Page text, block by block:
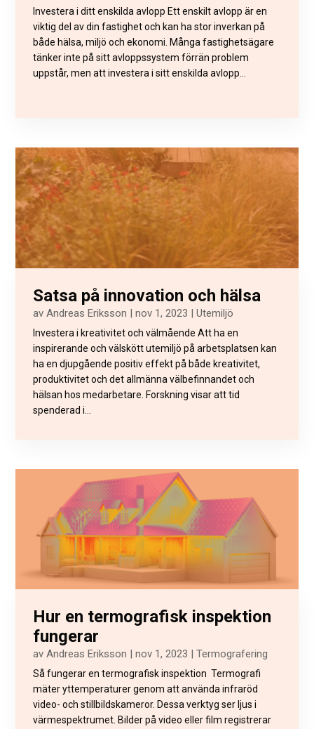
Investera i ditt enskilda avlopp Ett enskilt avlopp är en
viktig del av din fastighet och kan ha stor inverkan på
både hälsa, miljö och ekonomi. Många fastighetsägare
tänker inte på sitt avloppssystem förrän problem
uppstår, men att investera i sitt enskilda avlopp...
Satsa på innovation och hälsa
avAndreas Eriksson |nov 1, 2023 |Utemiljö
Investera i kreativitet och välmående Att ha en
inspirerande och välskött utemiljö på arbetsplatsen kan
ha en djupgående positiv effekt på både kreativitet,
produktivitet och det allmänna välbefinnandet och
hälsan hos medarbetare. Forskning visar att tid
spenderad i...
Hur en termografisk inspektion
fungerar
avAndreas Eriksson |nov 1, 2023 |Termografering
Så fungerar en termografisk inspektion Termografi
mäter yttemperaturer genom att använda infraröd
video- och stillbildskameror. Dessa verktyg ser ljus i
värmespektrumet. Bilder på video eller film registrerar